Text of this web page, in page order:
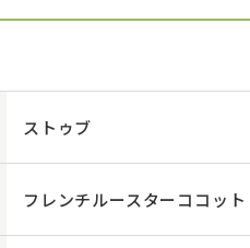
ストゥブ
フレンチルースターココット